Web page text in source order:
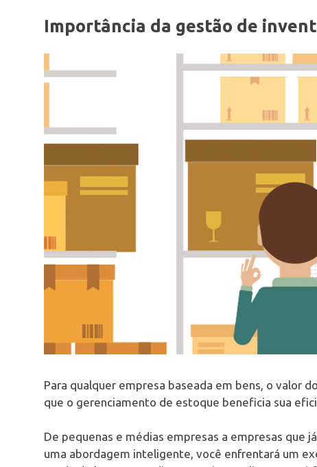
Importância da gestão de
Para qualquer empresa baseada em bens, o valor
que o gerenciamento de estoque beneficia sua
De pequenas e médias empresas a empresas que
uma abordagem inteligente, você enfrentará um